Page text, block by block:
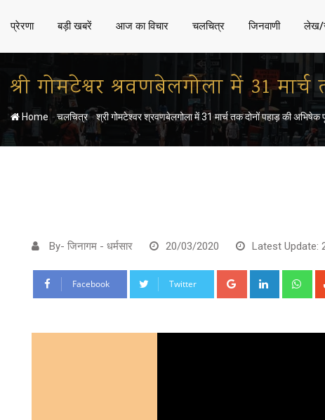
प्रेरणा बड़ी खबरें आज का विचार चलचित्र जिनवाणी लेख/
श्री गोमटेश्वर श्रवणबेलगोला में 31
Home -चलचित्र-श्री गोमटेश्वर श्रवणबेलगोला में 31 मार्च तक दोनों पहाड़ की
By- जिनागम - धर्मसार 20/03/2020 Latest Update:
Facebook Twitter Google+ LinkedIn